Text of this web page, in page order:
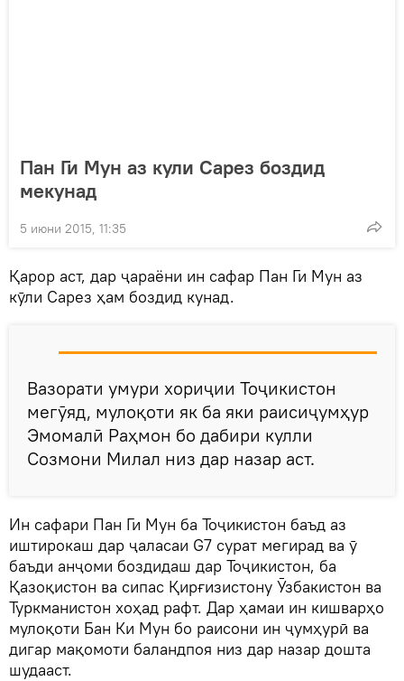
Пан Ги Мун аз кули Сарез боздид
мекунад
5 июни 2015, 11:35
Қарор аст, дар ҷараёни ин сафар Пан Ги Мун аз
кӯли Сарез ҳам боздид кунад.
Вазорати умури хориҷии Тоҷикистон
мегӯяд, мулоқоти як ба яки раисиҷумҳур
Эмомалӣ Раҳмон бо дабири кулли
Созмони Милал низ дар назар аст.
Ин сафари Пан Ги Мун ба Тоҷикистон баъд аз
иштирокаш дар ҷаласаи G7 сурат мегирад ва ӯ
баъди анҷоми боздидаш дар Тоҷикистон, ба
Қазоқистон ва сипас Қирғизистону Ӯзбакистон ва
Туркманистон хоҳад рафт. Дар ҳамаи ин кишварҳо
мулоқоти Бан Ки Мун бо раисони ин ҷумҳурӣ ва
дигар мақомоти баландпоя низ дар назар дошта
шудааст.